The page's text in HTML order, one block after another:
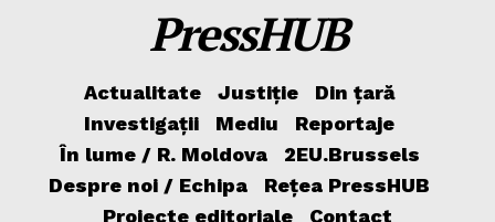
PressHUB
Actualitate Justiție
Din țară
Investigații
Mediu
Reportaje
În lume / R. Moldova
2EU.Brussels
Despre noi / Echipa
Rețea PressHUB
Proiecte editoriale
Contact